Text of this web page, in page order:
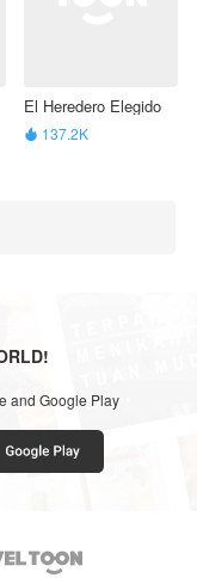
El Heredero Elegido
 137.2K
and Google Play